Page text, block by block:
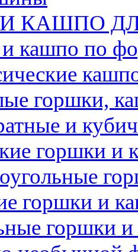
КАШПО
кашпо по
горшки,
и
горшки и
горшки и
горшки